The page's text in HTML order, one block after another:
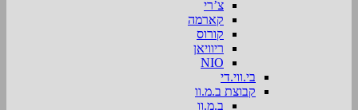
צ’רי
קארמה
קורוס
ריוויאן
NIO
בי.ווי.די
קבוצת ב.מ.וו
ב.מ.וו